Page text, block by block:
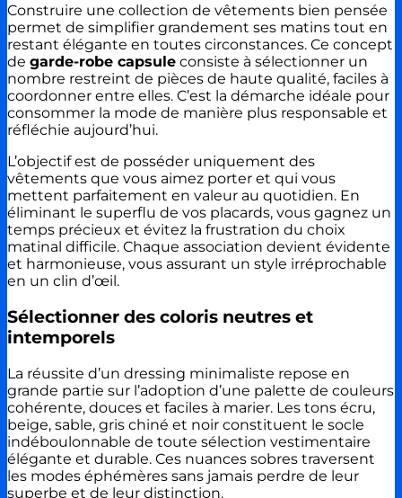
Construire une collection de vêtements bien pensée
permet de simplifier grandement ses matins tout en
restant élégante en toutes circonstances. Ce concept
de garde-robe capsule consiste à sélectionner un
nombre restreint de pièces de haute qualité, faciles à
coordonner entre elles. C’est la démarche idéale pour
consommer la mode de manière plus responsable et
réfléchie aujourd’hui.
L’objectif est de posséder uniquement des
vêtements que vous aimez porter et qui vous
mettent parfaitement en valeur au quotidien. En
éliminant le superflu de vos placards, vous gagnez un
temps précieux et évitez la frustration du choix
matinal difficile. Chaque association devient évidente
et harmonieuse, vous assurant un style irréprochable
en un clin d’œil.
Sélectionner des coloris neutres et
intemporels
La réussite d’un dressing minimaliste repose en
grande partie sur l’adoption d’une palette de couleurs
cohérente, douces et faciles à marier. Les tons écru,
beige, sable, gris chiné et noir constituent le socle
indéboulonnable de toute sélection vestimentaire
élégante et durable. Ces nuances sobres traversent
les modes éphémères sans jamais perdre de leur
superbe et de leur distinction.